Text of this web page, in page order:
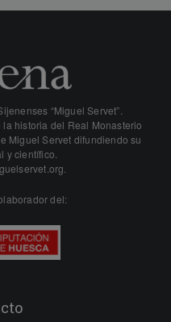
“Miguel Servet”.
historia del Real Monasterio
Miguel Servet difundiendo su
y científico.
del: